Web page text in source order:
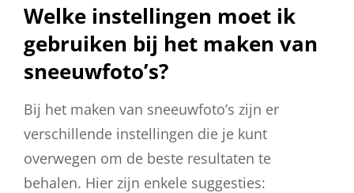
Welke instellingen moet ik
gebruiken bij het maken van
sneeuwfoto’s?
Bij het maken van sneeuwfoto’s zijn er
verschillende instellingen die je kunt
overwegen om de beste resultaten te
behalen. Hier zijn enkele suggesties: